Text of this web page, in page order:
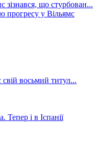
прогресу у Вільямс
Тепер і в Іспанії